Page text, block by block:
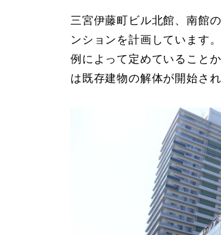
三宮伊藤町ビル北館、南館
ンションを計画しています
例によって定めていること
は既存建物の解体が開始され